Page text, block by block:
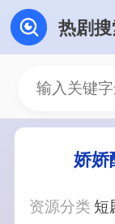
热剧
娇娇
资源分类 短